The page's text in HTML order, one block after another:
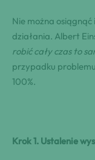
Nie można
działania. Albert
robić cały czas to
przypadku
100%.
Krok 1. Ustalenie